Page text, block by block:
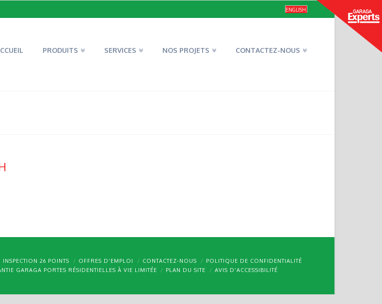
ENGLISH
PRODUITS SERVICES NOS PROJETS CONTACTEZ-NOUS
INSPECTION 26 POINTS OFFRES D’EMPLOI CONTACTEZ-NOUS
POLITIQUE DE CONFIDENTIALITÉ
GARAGA PORTES RÉSIDENTIELLES À VIE LIMITÉE PLAN DU SITE AVIS D’ACCESSIBILITÉ